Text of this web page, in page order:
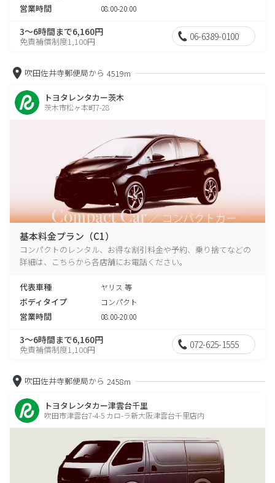
営業時間 08:00-20:00
3～6時間まで6,160円
免責補償制度1,100円 06-6389-0100
吹田佐井寺郵便局から 4519m
トヨタレンタカー茨木
茨木市松ヶ本町7-28
基本料金プラン（C1）
コンパクトのレンタル、お得な割引料金や予約、乗り捨てなどの
詳細は、こちらから各店舗にお電話ください。
代表車種 ヤリス 等
ボディタイプ コンパクト
営業時間 08:00-20:00
3～6時間まで6,160円
免責補償制度1,100円 072-625-1555
吹田佐井寺郵便局から 2458m
トヨタレンタカー津雲台千里
吹田市津雲台7-4-5 カロ-ラ新大阪津雲台千里店内